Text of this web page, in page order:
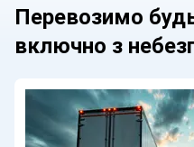
Перевозимо
включно з